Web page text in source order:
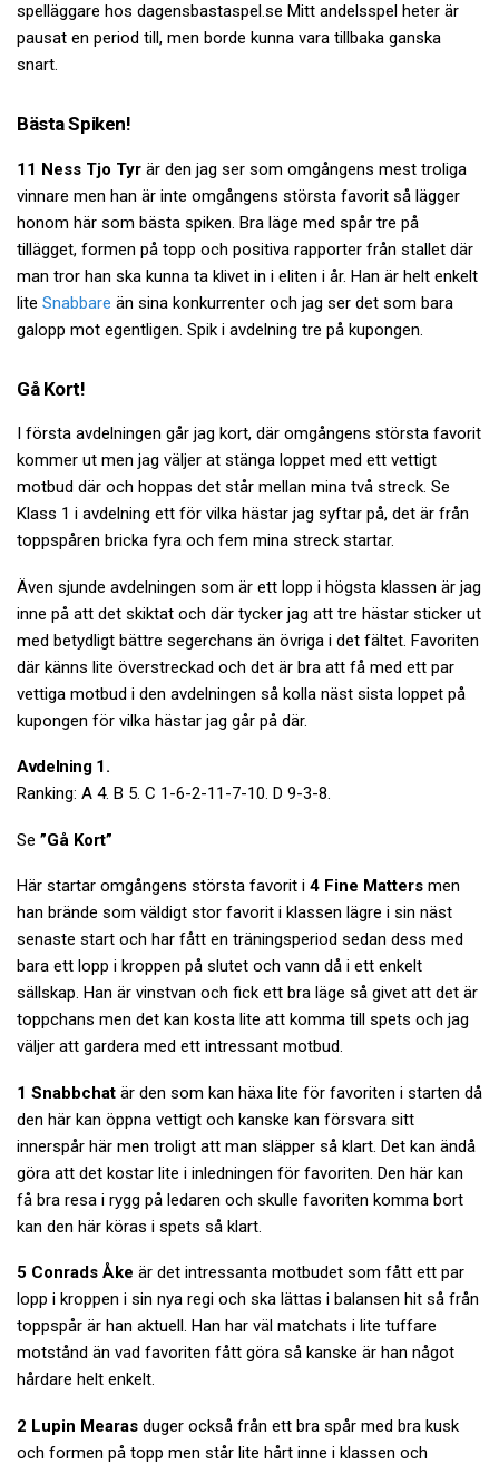
spelläggare hos dagensbastaspel.se Mitt andelsspel heter är
pausat en period till, men borde kunna vara tillbaka ganska
snart.
Bästa Spiken!
11 Ness Tjo Tyr är den jag ser som omgångens mest troliga
vinnare men han är inte omgångens största favorit så lägger
honom här som bästa spiken. Bra läge med spår tre på
tillägget, formen på topp och positiva rapporter från stallet där
man tror han ska kunna ta klivet in i eliten i år. Han är helt enkelt
lite Snabbare än sina konkurrenter och jag ser det som bara
galopp mot egentligen. Spik i avdelning tre på kupongen.
Gå Kort!
I första avdelningen går jag kort, där omgångens största favorit
kommer ut men jag väljer at stänga loppet med ett vettigt
motbud där och hoppas det står mellan mina två streck. Se
Klass 1 i avdelning ett för vilka hästar jag syftar på, det är från
toppspåren bricka fyra och fem mina streck startar.
Även sjunde avdelningen som är ett lopp i högsta klassen är jag
inne på att det skiktat och där tycker jag att tre hästar sticker ut
med betydligt bättre segerchans än övriga i det fältet. Favoriten
där känns lite överstreckad och det är bra att få med ett par
vettiga motbud i den avdelningen så kolla näst sista loppet på
kupongen för vilka hästar jag går på där.
Avdelning 1.
Ranking: A 4. B 5. C 1-6-2-11-7-10. D 9-3-8.
Se ”Gå Kort”
Här startar omgångens största favorit i 4 Fine Matters men
han brände som väldigt stor favorit i klassen lägre i sin näst
senaste start och har fått en träningsperiod sedan dess med
bara ett lopp i kroppen på slutet och vann då i ett enkelt
sällskap. Han är vinstvan och fick ett bra läge så givet att det är
toppchans men det kan kosta lite att komma till spets och jag
väljer att gardera med ett intressant motbud.
1 Snabbchat är den som kan häxa lite för favoriten i starten då
den här kan öppna vettigt och kanske kan försvara sitt
innerspår här men troligt att man släpper så klart. Det kan ändå
göra att det kostar lite i inledningen för favoriten. Den här kan
få bra resa i rygg på ledaren och skulle favoriten komma bort
kan den här köras i spets så klart.
5 Conrads Åke är det intressanta motbudet som fått ett par
lopp i kroppen i sin nya regi och ska lättas i balansen hit så från
toppspår är han aktuell. Han har väl matchats i lite tuffare
motstånd än vad favoriten fått göra så kanske är han något
hårdare helt enkelt.
2 Lupin Mearas duger också från ett bra spår med bra kusk
och formen på topp men står lite hårt inne i klassen och